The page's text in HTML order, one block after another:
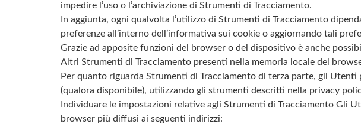
impedire l’uso o l’archiviazione di Strumenti di Tracciamento.
In aggiunta, ogni qualvolta l’utilizzo di Strumenti di Tracciamento
preferenze all’interno dell’informativa sui cookie o aggiornando tali
Grazie ad apposite funzioni del browser o del dispositivo è anche
Altri Strumenti di Tracciamento presenti nella memoria locale del
Per quanto riguarda Strumenti di Tracciamento di terza parte, gli
(qualora disponibile), utilizzando gli strumenti descritti nella privacy
Individuare le impostazioni relative agli Strumenti di Tracciamento Gli
browser più diffusi ai seguenti indirizzi: